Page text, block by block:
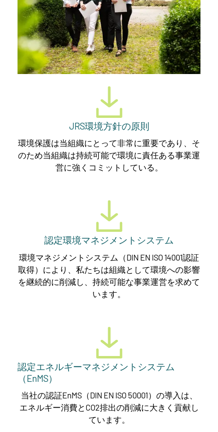
JRS環境方針の原則
環境保護は当組織にとって非常に重要であり、そ
のため当組織は持続可能で環境に責任ある事業運
営に強くコミットしている。
認定環境マネジメントシステム
環境マネジメントシステム（DIN EN ISO 14001認証
取得）により、私たちは組織として環境への影響
を継続的に削減し、持続可能な事業運営を求めて
います。
認定エネルギーマネジメントシステム
（EnMS）
当社の認証EnMS（DIN EN ISO 50001）の導入は、
エネルギー消費とCO2排出の削減に大きく貢献し
ています。